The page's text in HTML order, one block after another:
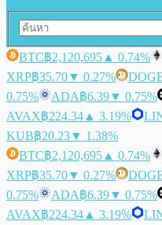
BTC฿2,120,695 ▲ 0.74%
XRP฿35.70▼ 0.27%
0.75%
ADA฿6.39▼ 0.75%
AVAX฿224.34 ▲ 3.19%
KUB฿20.23▼ 1.38%
BTC฿2,120,695 ▲ 0.74%
XRP฿35.70▼ 0.27%
0.75%
ADA฿6.39▼ 0.75%
AVAX฿224.34 ▲ 3.19%